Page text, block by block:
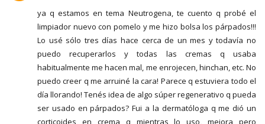
ya q estamos en tema Neutrogena, te cuento q probé el
limpiador nuevo con pomelo y me hizo bolsa los párpados!!!
Lo usé sólo tres días hace cerca de un mes y todavía no
puedo recuperarlos y todas las cremas q usaba
habitualmente me hacen mal, me enrojecen, hinchan, etc. No
puedo creer q me arruiné la cara! Parece q estuviera todo el
día llorando! Tenés idea de algo súper regenerativo q pueda
ser usado en párpados? Fui a la dermatóloga q me dió un
corticoides en crema q mientras lo uso, mejora pero